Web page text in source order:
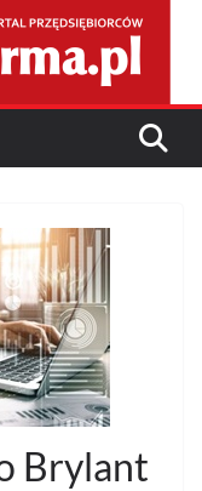
Brylant